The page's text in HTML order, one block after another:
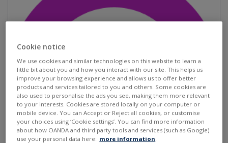
Cookie notice
We use cookies and similar technologies on this website to learn a
little bit about you and how you interact with our site. This helps us
improve your browsing experience and allows us to offer better
products and services tailored to you and others. Some cookies are
also used to personalise the ads you see, making them more relevant
to your interests. Cookies are stored locally on your computer or
mobile device. You can Accept or Reject all cookies, or customise
your choices using ‘Cookie settings’. You can find more information
about how OANDA and third party tools and services (such as Google)
use your personal data here: more information